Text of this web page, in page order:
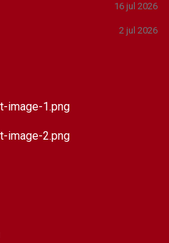
16 jul 2026
2 jul 2026